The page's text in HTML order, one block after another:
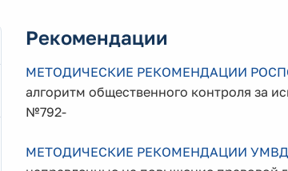
Рекомендации
МЕТОДИЧЕСКИЕ РЕКОМЕНДАЦИИ
алгоритм общественного контроля за
№792-
МЕТОДИЧЕСКИЕ РЕКОМЕНДАЦИИ УМВД